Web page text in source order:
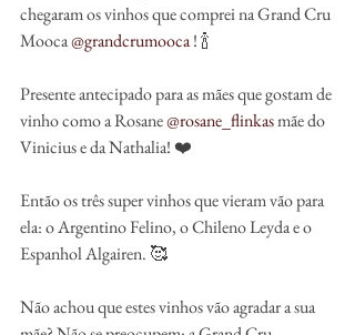
chegaram os vinhos que comprei na Grand Cru
Mooca @grandcrumooca ! 🍾
Presente antecipado para as mães que gostam de
vinho como a Rosane @rosane_flinkas mãe do
Vinicius e da Nathalia! ❤️
Então os três super vinhos que vieram vão para
ela: o Argentino Felino, o Chileno Leyda e o
Espanhol Algairen. 🥰
Não achou que estes vinhos vão agradar a sua